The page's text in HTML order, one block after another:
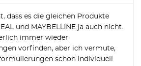
dass es die gleichen Produkte
und MAYBELLINE ja auch nicht.
immer wieder
vorfinden, aber ich vermute,
schon individuell